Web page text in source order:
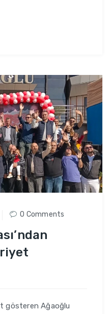
0 Comments
gösteren Ağaoğlu